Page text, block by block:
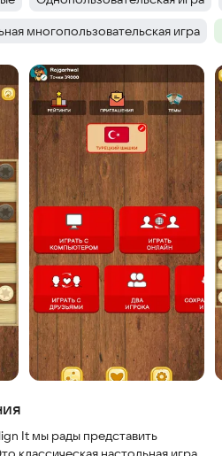
Тег:
многопользовательская игра
It мы рады представить